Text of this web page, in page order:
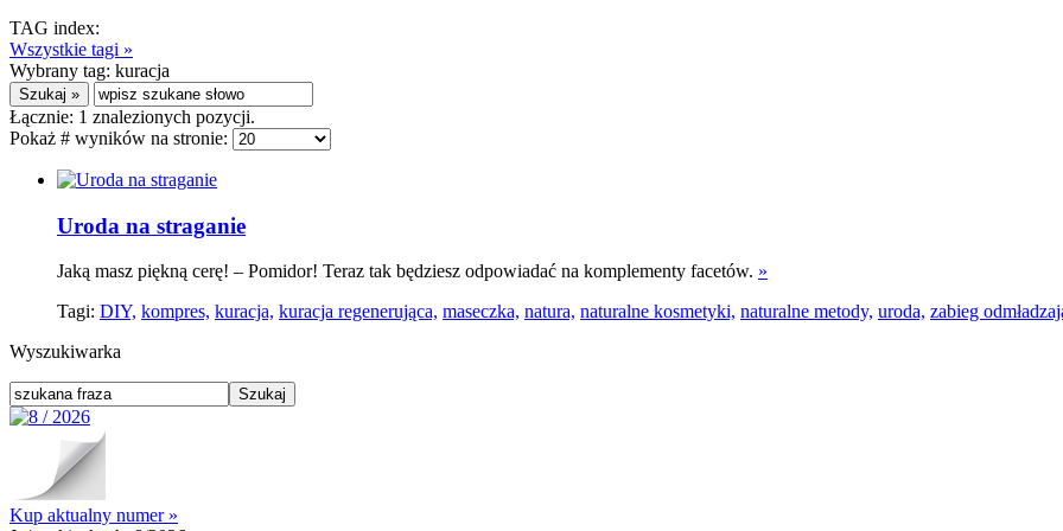
TAG index:
Wszystkie tagi »
Wybrany tag: kuracja
Łącznie: 1 znalezionych pozycji.
Pokaż # wyników na stronie:
Uroda na straganie
Jaką masz piękną cerę! – Pomidor! Teraz tak będziesz odpowiadać na komplementy facetów. »
Tagi: DIY, kompres, kuracja, kuracja regenerująca, maseczka, natura, naturalne kosmetyki, naturalne metody, uroda, zabieg
Wyszukiwarka
Kup aktualny numer »